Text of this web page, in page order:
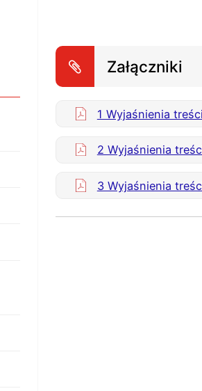
Załączniki
1 Wyjaśnienia
2 Wyjaśnienia
3 Wyjaśnienia